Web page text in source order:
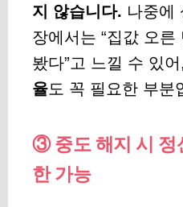
지 않습니다. 나중에
장에서는 “집값 오
봤다”고 느낄 수 있어,
율도 꼭 필요한 부분
③ 중도 해지 시 정
한 가능